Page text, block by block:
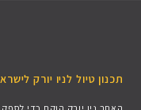
תכנון טיול לניו יורק